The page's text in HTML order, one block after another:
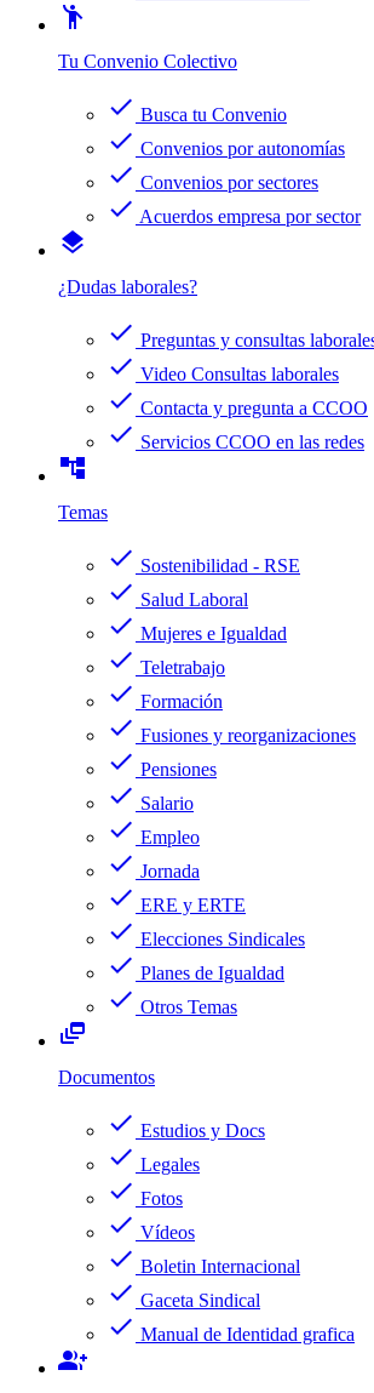
emoji_people
Tu Convenio Colectivo
check Busca tu Convenio
check Convenios por autonomías
check Convenios por sectores
check Acuerdos empresa por sector
layers
¿Dudas laborales?
check Preguntas y consultas
check Video Consultas laborales
check Contacta y pregunta a CCOO
check Servicios CCOO en las redes
account_tree
Temas
check Sostenibilidad - RSE
check Salud Laboral
check Mujeres e Igualdad
check Teletrabajo
check Formación
check Fusiones y reorganizaciones
check Pensiones
check Salario
check Empleo
check Jornada
check ERE y ERTE
check Elecciones Sindicales
check Planes de Igualdad
check Otros Temas
dynamic_feed
Documentos
check Estudios y Docs
check Legales
check Fotos
check Vídeos
check Boletin Internacional
check Gaceta Sindical
check Manual de Identidad grafica
group_add